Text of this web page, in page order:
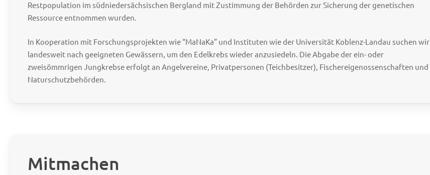
Restpopulation im südniedersächsischen Bergland mit Zustimmung der Behörden zur Sicherung der genetischen
Ressource entnommen wurden.
In Kooperation mit Forschungsprojekten wie “MaNaKa” und Instituten wie der Universität Koblenz-Landau suchen wir
landesweit nach geeigneten Gewässern, um den Edelkrebs wieder anzusiedeln. Die Abgabe der ein- oder
zweisömmrigen Jungkrebse erfolgt an Angelvereine, Privatpersonen (Teichbesitzer), Fischereigenossenschaften und
Naturschutzbehörden.
Mitmachen